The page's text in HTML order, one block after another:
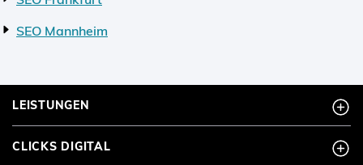
SEO Mannheim
LEISTUNGEN
CLICKS DIGITAL